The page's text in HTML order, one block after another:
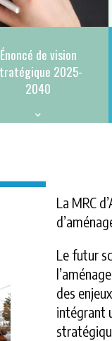
Énoncé de vision
2025-
2040
La MRC
Le futur
des
intégrant